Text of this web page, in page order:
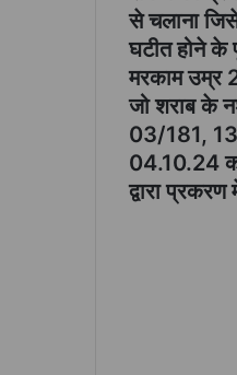
से चलाना
घटीत होने के
मरकाम उम्र
जो शराब के
03/181,
04.10.24
द्वारा